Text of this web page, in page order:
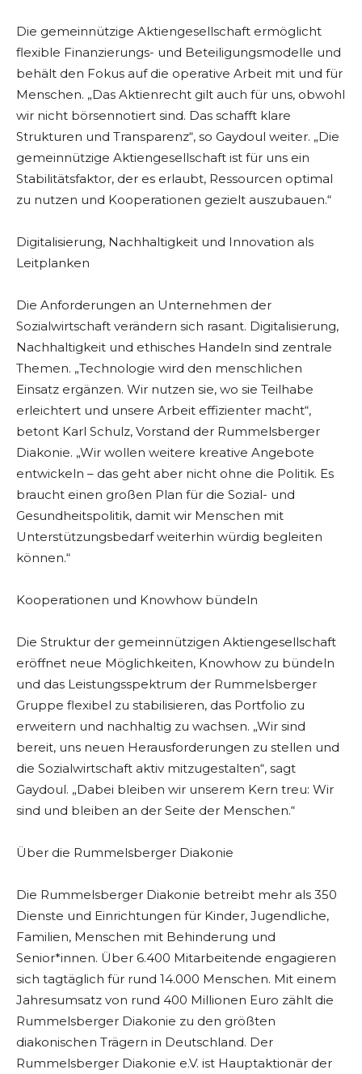
Die gemeinnützige Aktiengesellschaft ermöglicht
flexible Finanzierungs- und Beteiligungsmodelle und
behält den Fokus auf die operative Arbeit mit und für
Menschen. „Das Aktienrecht gilt auch für uns, obwohl
wir nicht börsennotiert sind. Das schafft klare
Strukturen und Transparenz“, so Gaydoul weiter. „Die
gemeinnützige Aktiengesellschaft ist für uns ein
Stabilitätsfaktor, der es erlaubt, Ressourcen optimal
zu nutzen und Kooperationen gezielt auszubauen.“
Digitalisierung, Nachhaltigkeit und Innovation als
Leitplanken
Die Anforderungen an Unternehmen der
Sozialwirtschaft verändern sich rasant. Digitalisierung,
Nachhaltigkeit und ethisches Handeln sind zentrale
Themen. „Technologie wird den menschlichen
Einsatz ergänzen. Wir nutzen sie, wo sie Teilhabe
erleichtert und unsere Arbeit effizienter macht“,
betont Karl Schulz, Vorstand der Rummelsberger
Diakonie. „Wir wollen weitere kreative Angebote
entwickeln – das geht aber nicht ohne die Politik. Es
braucht einen großen Plan für die Sozial- und
Gesundheitspolitik, damit wir Menschen mit
Unterstützungsbedarf weiterhin würdig begleiten
können.“
Kooperationen und Knowhow bündeln
Die Struktur der gemeinnützigen Aktiengesellschaft
eröffnet neue Möglichkeiten, Knowhow zu bündeln
und das Leistungsspektrum der Rummelsberger
Gruppe flexibel zu stabilisieren, das Portfolio zu
erweitern und nachhaltig zu wachsen. „Wir sind
bereit, uns neuen Herausforderungen zu stellen und
die Sozialwirtschaft aktiv mitzugestalten“, sagt
Gaydoul. „Dabei bleiben wir unserem Kern treu: Wir
sind und bleiben an der Seite der Menschen.“
Über die Rummelsberger Diakonie
Die Rummelsberger Diakonie betreibt mehr als 350
Dienste und Einrichtungen für Kinder, Jugendliche,
Familien, Menschen mit Behinderung und
Senior*innen. Über 6.400 Mitarbeitende engagieren
sich tagtäglich für rund 14.000 Menschen. Mit einem
Jahresumsatz von rund 400 Millionen Euro zählt die
Rummelsberger Diakonie zu den größten
diakonischen Trägern in Deutschland. Der
Rummelsberger Diakonie e.V. ist Hauptaktionär der